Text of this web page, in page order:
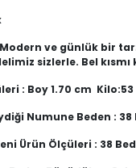
ve günlük bir
sizlerle. Bel kısmı
: Boy 1.70 cm Kilo:53
Numune Beden : 38
Ürün Ölçüleri : 38